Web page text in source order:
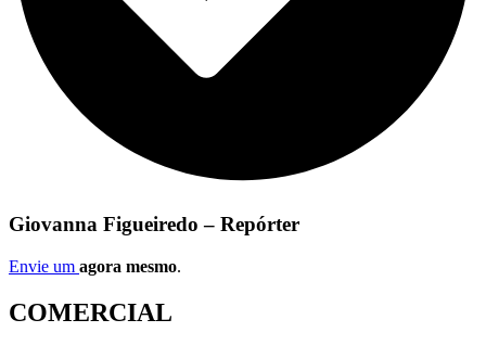
Giovanna Figueiredo – Repórter
Envie um agora mesmo.
COMERCIAL